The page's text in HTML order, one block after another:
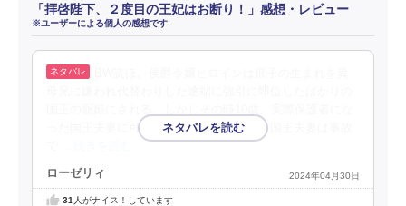
「拝啓陛下、２度目の王妃はお断り！」感想・レビュー
※ユーザーによる個人の感想です
った国王夫妻に可愛がられながら育つが、国王夫妻は事故
ローゼリィ 2024年04月30日
31 人がナイス！しています